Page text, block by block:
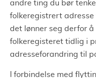
andre ting du bør
folkeregistrert
det lønner seg derfor
folkeregisteret tidlig i
adresseforandring til
I forbindelse med